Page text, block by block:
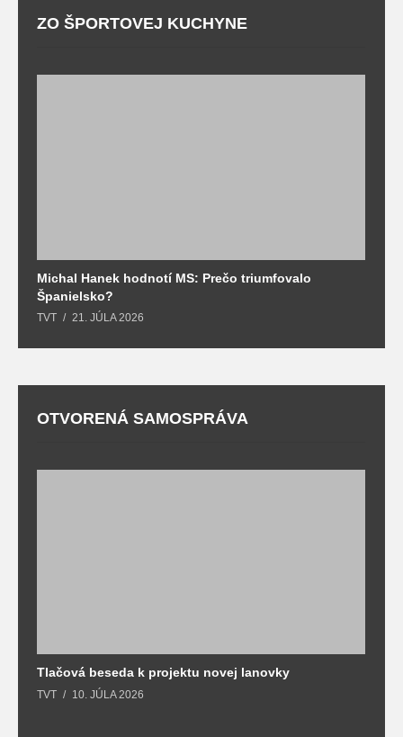
ZO ŠPORTOVEJ KUCHYNE
Michal Hanek hodnotí MS: Prečo triumfovalo
Španielsko?
TVT 21. JÚLA 2026
OTVORENÁ SAMOSPRÁVA
Tlačová beseda k projektu novej lanovky
TVT 10. JÚLA 2026